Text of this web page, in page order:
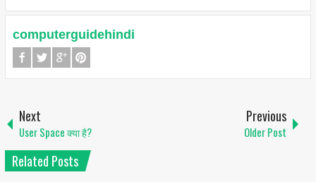
computerguidehindi
Next
User Space क्या है?
Previous
Older Post
Related Posts